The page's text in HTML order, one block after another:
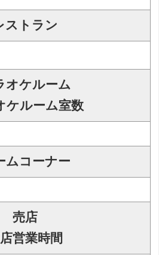
ストラン
オケルーム
ケルーム室数
ムコーナー
売店
営業時間